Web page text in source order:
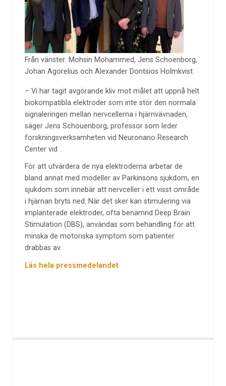
Från vänster: Mohsin Mohammed, Jens Schoenborg,
Johan Agorelius och Alexander Dontsios Holmkvist.
– Vi har tagit avgörande kliv mot målet att uppnå helt
biokompatibla elektroder som inte stör den normala
signaleringen mellan nervcellerna i hjärnvävnaden,
säger Jens Schouenborg, professor som leder
forskningsverksamheten vid Neuronano Research
Center vid .
För att utvärdera de nya elektroderna arbetar de
bland annat med modeller av Parkinsons sjukdom, en
sjukdom som innebär att nervceller i ett visst område
i hjärnan bryts ned. När det sker kan stimulering via
implanterade elektroder, ofta benämnd Deep Brain
Stimulation (DBS), användas som behandling för att
minska de motoriska symptom som patienter
drabbas av.
Läs hela pressmedelandet